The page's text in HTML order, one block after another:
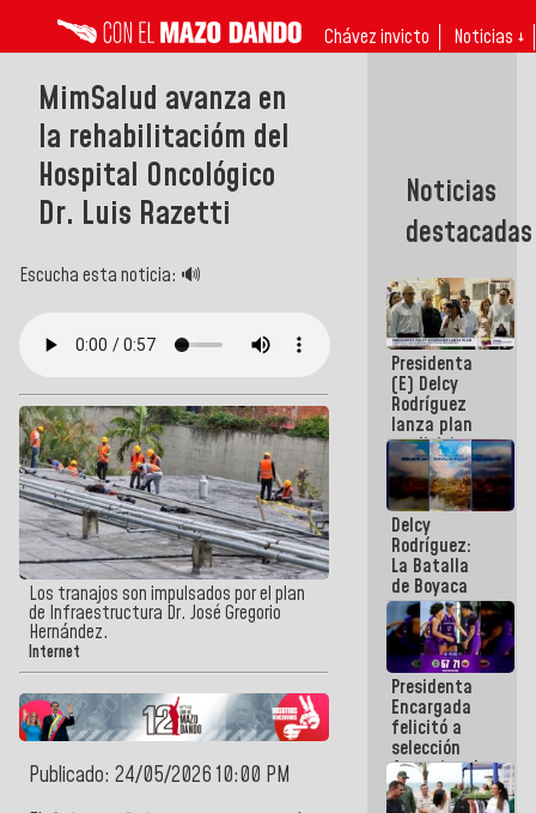
Chávez invicto Noticias ↓
MimSalud avanza en
la rehabilitacióm del
Hospital Oncológico
Dr. Luis Razetti
Escucha esta noticia: 🔊
Los tranajos son impulsados por el plan
de Infraestructura Dr. José Gregorio
Hernández.
Internet
Publicado: 24/05/2026 10:00 PM
Noticias
destacadas
Presidenta
(E) Delcy
Rodríguez
lanza plan
crediticio
con subsidio
a Juntas de
Condominio
Delcy
Rodríguez:
La Batalla
de Boyaca
representa
un capítulo
decisivo en
la gesta
emancipadora
de nuestra
América
Presidenta
Encargada
felicitó a
selección
femenina de
baloncesto